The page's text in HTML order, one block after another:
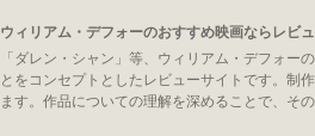
ウィリアム・デフォーのおすすめ映画ならレビ
「ダレン・シャン」等、ウィリアム・デフォ
とをコンセプトとしたレビューサイトです。制
ます。作品についての理解を深めることで、そ